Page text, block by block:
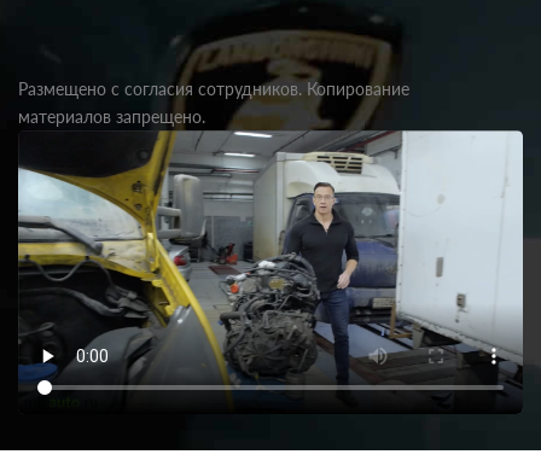
Размещено с согласия сотрудников. Копирование
материалов запрещено.